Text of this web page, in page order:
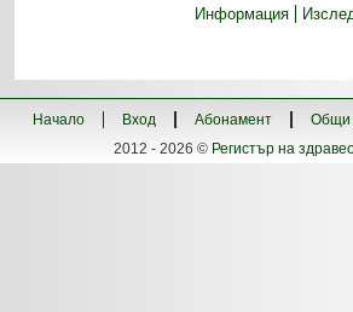
Информация
Начало Вход Абонамент Общи
2012 - 2026 © Регистър на